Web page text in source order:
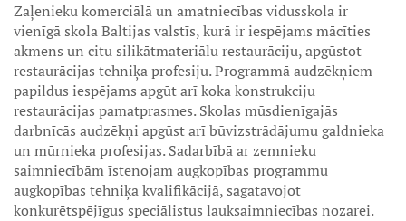
Zaļenieku komerciālā un amatniecības vidusskola ir
vienīgā skola Baltijas valstīs, kurā ir iespējams mācīties
akmens un citu silikātmateriālu restaurāciju, apgūstot
restaurācijas tehniķa profesiju. Programmā audzēkņiem
papildus iespējams apgūt arī koka konstrukciju
restaurācijas pamatprasmes. Skolas mūsdienīgajās
darbnīcās audzēkņi apgūst arī būvizstrādājumu galdnieka
un mūrnieka profesijas. Sadarbībā ar zemnieku
saimniecībām īstenojam augkopības programmu
augkopības tehniķa kvalifikācijā, sagatavojot
konkurētspējīgus speciālistus lauksaimniecības nozarei.